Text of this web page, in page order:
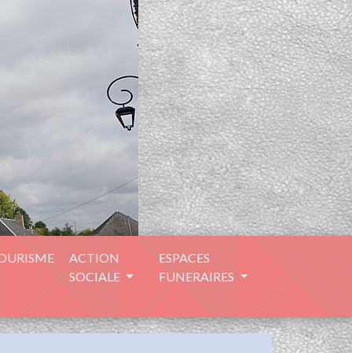
ACTION
SOCIALE
ESPACES
FUNERAIRES